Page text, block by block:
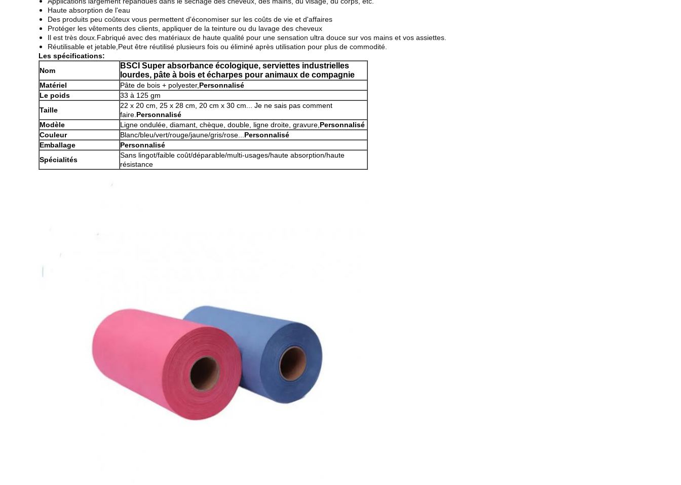
Haute absorption de l'eau
Des produits peu coûteux vous permettent d'économiser sur les coûts de vie et d'affaires
Protéger les vêtements des clients, appliquer de la teinture ou du lavage des cheveux
Il est très doux. Fabriqué avec des matériaux de haute qualité pour une sensation ultra douce sur vos mains et vos assiettes.
Réutilisable et jetable, Peut être réutilisé plusieurs fois ou éliminé après utilisation pour plus de commodité.
Les spécifications:
Nom
BSCI Super absorbance écologique, serviettes industrielles
lourdes, pâte à bois et écharpes pour animaux de compagnie
Matériel Pâte de bois + polyester, Personnalisé
Le poids
33 à 125 gm
Taille
22 x 20 cm, 25 x 28 cm, 20 cm x 30 cm... Je ne sais pas comment
faire. Personnalisé
Modèle
Ligne ondulée, diamant, chèque, double, ligne droite, gravure, Personnalisé
Couleur
Blanc/bleu/vert/rouge/jaune/gris/rose... Personnalisé
Emballage
Personnalisé
Spécialités
Sans lingot/faible coût/déparable/multi-usages/haute absorption/haute
résistance